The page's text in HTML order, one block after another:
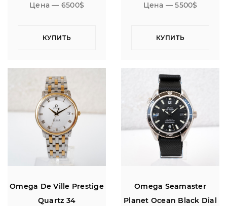
Цена — 6500$
КУПИТЬ
Цена — 5500$
КУПИТЬ
Omega De Ville Prestige
Quartz 34
Omega Seamaster
Planet Ocean Black Dial